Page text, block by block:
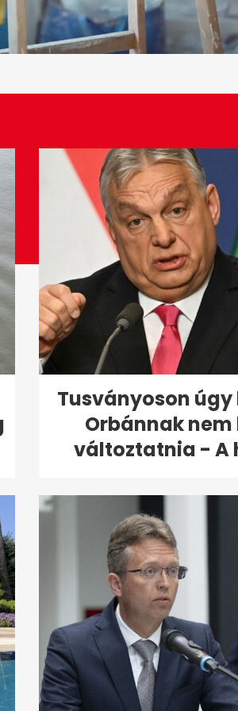
Tusványoson
Orbánnak nem
változtatnia - A